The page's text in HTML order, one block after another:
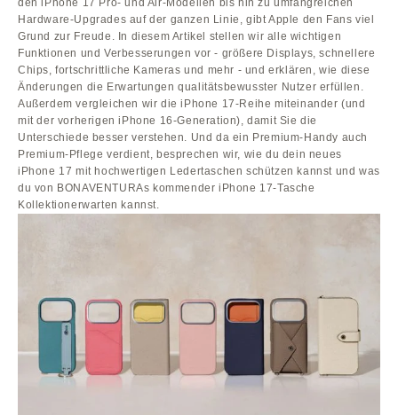
den iPhone 17 Pro- und Air-Modellen bis hin zu umfangreichen
Hardware-Upgrades auf der ganzen Linie, gibt Apple den Fans viel
Grund zur Freude. In diesem Artikel stellen wir alle wichtigen
Funktionen und Verbesserungen vor - größere Displays, schnellere
Chips, fortschrittliche Kameras und mehr - und erklären, wie diese
Änderungen die Erwartungen qualitätsbewusster Nutzer erfüllen.
Außerdem vergleichen wir die iPhone 17-Reihe miteinander (und
mit der vorherigen iPhone 16-Generation), damit Sie die
Unterschiede besser verstehen. Und da ein Premium-Handy auch
Premium-Pflege verdient, besprechen wir, wie du dein neues
iPhone 17 mit hochwertigen Ledertaschen schützen kannst und was
du von BONAVENTURAs kommender iPhone 17-Tasche
Kollektionerwarten kannst.